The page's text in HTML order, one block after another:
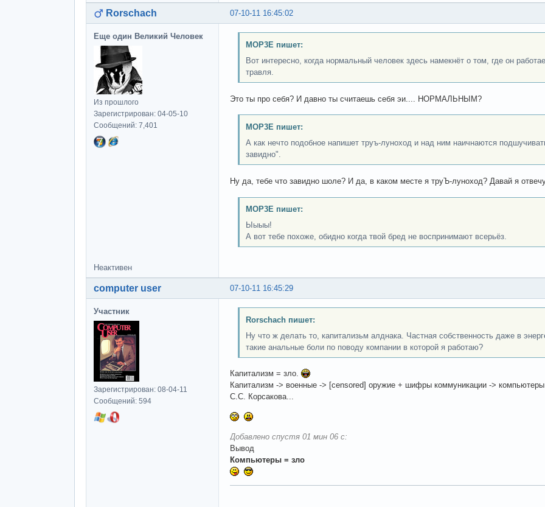
07-10-11 16:45:02
Rorschach
Еще один Великий Человек
Из прошлого
Зарегистрирован: 04-05-10
Сообщений: 7,401
MOP3E пишет:
Вот интересно, когда нормальный человек здесь намекнёт о том, где он
травля.
Это ты про себя? И давно ты считаешь себя эи.... НОРМАЛЬНЫМ?
MOP3E пишет:
А как нечто подобное напишет труъ-луноход и над ним наичнаются
завидно".
Ну да, тебе что завидно шоле? И да, в каком месте я труЪ-луноход? Давай я
MOP3E пишет:
Ыыыы!
А вот тебе похоже, обидно когда твой бред не воспринимают всерьёз.
Неактивен
07-10-11 16:45:29
computer user
Участник
Зарегистрирован: 08-04-11
Сообщений: 594
Rorschach пишет:
Ну что ж делать то, капитализьм алднака. Частная собственность даже в
такие анальные боли по поводу компании в которой я работаю?
Капитализм = зло.
Капитализм -> военные -> [censored] оружие + шифры коммуникации ->
С.С. Корсакова...
Добавлено спустя 01 мин 06 с:
Вывод
Компьютеры = зло